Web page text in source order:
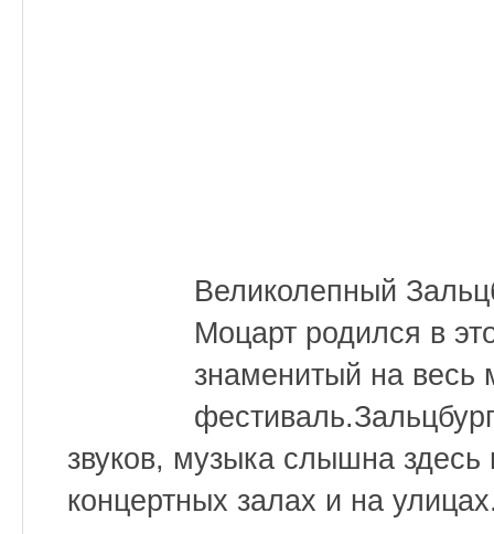
Великолепный
Моцарт родился в
знаменитый на весь
звуков, музыка слышна
концертных залах и на